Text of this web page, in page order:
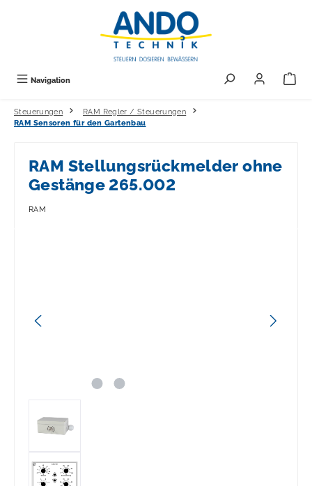
Navigation
Steuerungen
RAM Regler / Steuerungen
RAM Sensoren für den Gartenbau
RAM Stellungsrückmelder ohne
Gestänge 265.002
RAM